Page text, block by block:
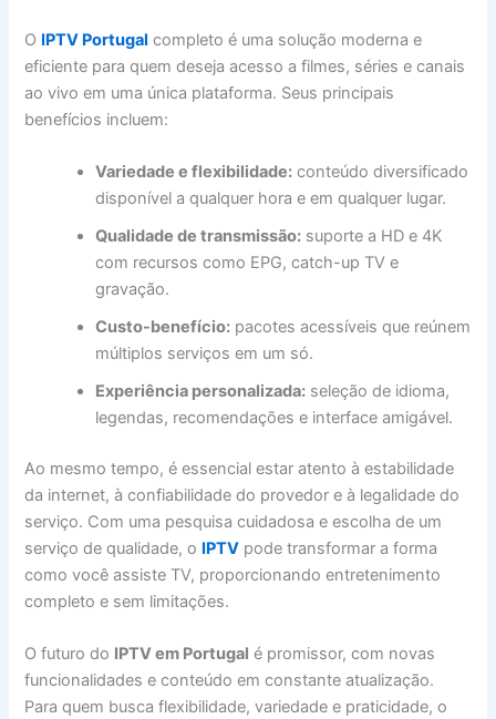
O IPTV Portugal completo é uma solução moderna e
eficiente para quem deseja acesso a filmes, séries e canais
ao vivo em uma única plataforma. Seus principais
benefícios incluem:
Variedade e flexibilidade: conteúdo diversificado
disponível a qualquer hora e em qualquer lugar.
Qualidade de transmissão: suporte a HD e 4K
com recursos como EPG, catch-up TV e
gravação.
Custo-benefício: pacotes acessíveis que reúnem
múltiplos serviços em um só.
Experiência personalizada: seleção de idioma,
legendas, recomendações e interface amigável.
Ao mesmo tempo, é essencial estar atento à estabilidade
da internet, à confiabilidade do provedor e à legalidade do
serviço. Com uma pesquisa cuidadosa e escolha de um
serviço de qualidade, o IPTV pode transformar a forma
como você assiste TV, proporcionando entretenimento
completo e sem limitações.
O futuro do IPTV em Portugal é promissor, com novas
funcionalidades e conteúdo em constante atualização.
Para quem busca flexibilidade, variedade e praticidade, o